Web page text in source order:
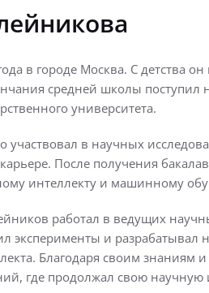
в городе Москва. С детства он
средней школы поступил
университета.
в научных
После получения
интеллекту и машинному
работал в ведущих
эксперименты и
Благодаря своим знаниям
где продолжал свою